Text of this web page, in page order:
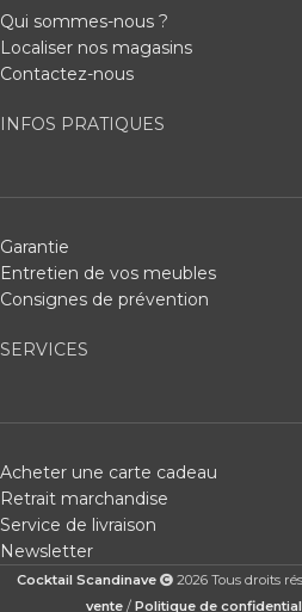
Qui sommes-nous ?
Localiser nos magasins
Contactez-nous
INFOS PRATIQUES
Garantie
Entretien de vos meubles
Consignes de prévention
SERVICES
Acheter une carte cadeau
Retrait marchandise
Service de livraison
Newsletter
Cocktail Scandinave 2026 Tous droits
vente/ Politique de